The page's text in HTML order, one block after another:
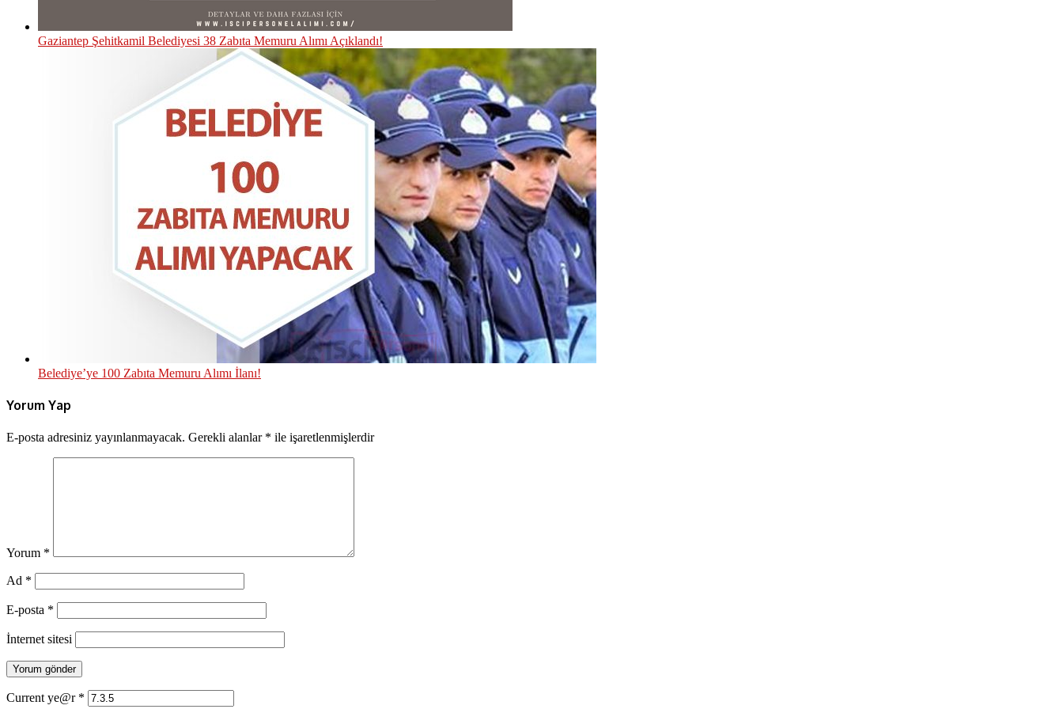
Gaziantep Şehitkamil Belediyesi 38 Zabıta Memuru Alımı Açıklandı!
Belediye’ye 100 Zabıta Memuru Alımı İlanı!
Yorum Yap
E-posta adresiniz yayınlanmayacak. Gerekli alanlar * ile işaretlenmişlerdir
Yorum *
Ad *
E-posta *
İnternet sitesi
Current ye@r *